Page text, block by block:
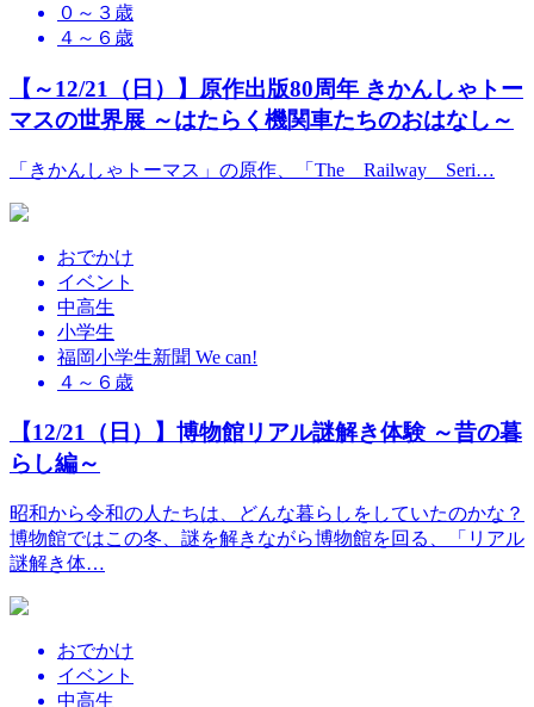
０～３歳
４～６歳
【～12/21（日）】原作出版80周年 きかんしゃトー
マスの世界展 ～はたらく機関車たちのおはなし～
「きかんしゃトーマス」の原作、「The Railway Seri…
おでかけ
イベント
中高生
小学生
福岡小学生新聞 We can!
４～６歳
【12/21（日）】博物館リアル謎解き体験 ～昔の暮
らし編～
昭和から令和の人たちは、どんな暮らしをしていたのかな？
博物館ではこの冬、謎を解きながら博物館を回る、「リアル
謎解き体…
おでかけ
イベント
中高生